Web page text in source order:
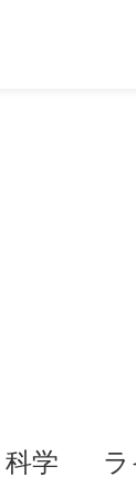
科学